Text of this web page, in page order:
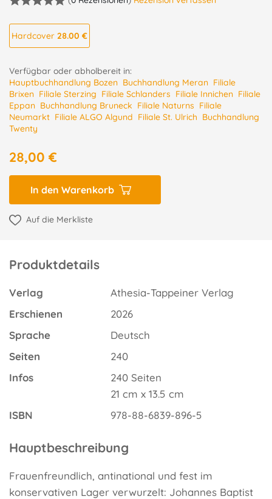
Hardcover 28.00 €
Verfügbar oder abholbereit in:
Hauptbuchhandlung Bozen Buchhandlung Meran Filiale
Brixen Filiale Sterzing Filiale Schlanders Filiale Innichen Filiale
Eppan Buchhandlung Bruneck Filiale Naturns Filiale
Neumarkt Filiale ALGO Algund Filiale St. Ulrich Buchhandlung
Twenty
28,00 €
In den Warenkorb
Auf die Merkliste
Produktdetails
Verlag
Athesia-Tappeiner Verlag
Erschienen
2026
Sprache
Deutsch
Seiten
240
Infos
240 Seiten
21 cm x 13.5 cm
ISBN
978-88-6839-896-5
Hauptbeschreibung
Frauenfreundlich, antinational und fest im
konservativen Lager verwurzelt: Johannes Baptist